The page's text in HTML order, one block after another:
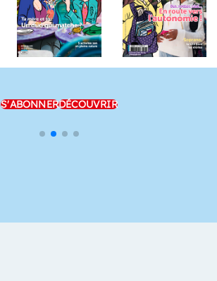
S'ABONNERDÉCOUVRIR